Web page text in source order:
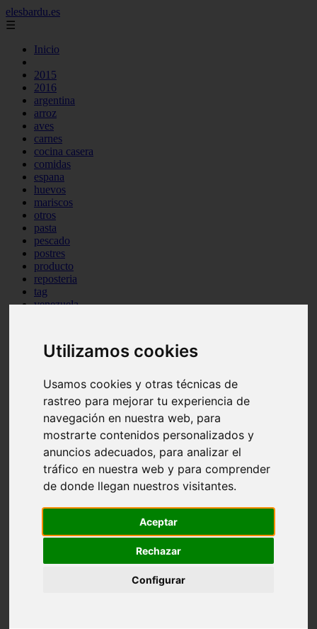
Utilizamos cookies
Usamos cookies y otras técnicas de
rastreo para mejorar tu experiencia de
navegación en nuestra web, para
mostrarte contenidos personalizados y
anuncios adecuados, para analizar el
tráfico en nuestra web y para comprender
de donde llegan nuestros visitantes.
Aceptar
Rechazar
Configurar
elesbardu.es
☰
Inicio
2015
2016
argentina
arroz
aves
carnes
cocina casera
comidas
espana
huevos
mariscos
otros
pasta
pescado
postres
producto
reposteria
tag
venezuela
Madrid - pozuelo-de-alarcón
Teruel - sarrión
Illes-balears - inca
Málaga - torremolinos
Asturias - oviedo
Cádiz - el-puerto-de-santa-maría
Toledo - illescas
álava - vitoria-gasteiz
Málaga - marbella
Zaragoza - zaragoza
Barcelona - barcelona
Pontevedra - lalín
Cantabria - val-de-san-vicente